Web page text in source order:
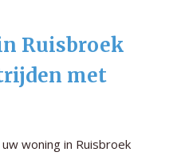
Ruisbroek
met
woning in Ruisbroek